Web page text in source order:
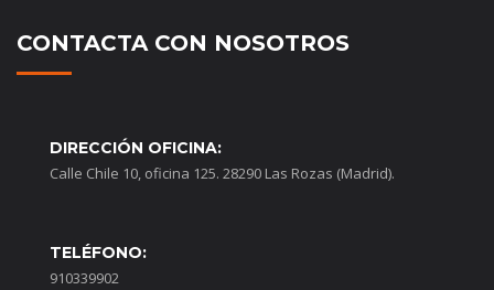
CONTACTA CON NOSOTROS
DIRECCIÓN OFICINA:
Calle Chile 10, oficina 125. 28290 Las Rozas (Madrid).
TELÉFONO:
910339902